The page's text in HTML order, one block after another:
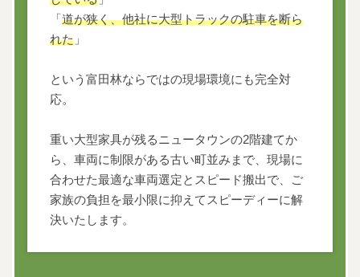
「道が狭く、他社に大型トラックの駐車を断ら
れた 」
という富田林ならではの現場環境にも完全対
応。
重い大型家具が残るニュータウンの2階建てか
ら、車両に制限がある古い町並みまで、現場に
合わせた最適な車両選定とスピード搬出で、ご
家族の負担を最小限に抑えてスピーディーに解
決いたします。